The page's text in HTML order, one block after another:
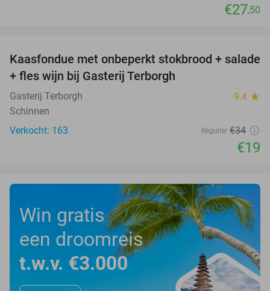
€27,50
44%
Kaasfondue met onbeperkt stokbrood + salade
+ fles wijn bij Gasterij Terborgh
Gasterij Terborgh 9.4 star
Schinnen
Verkocht: 163
Regulier €34
€19
Win gratis
een droomreis
t.w.v. €3.000